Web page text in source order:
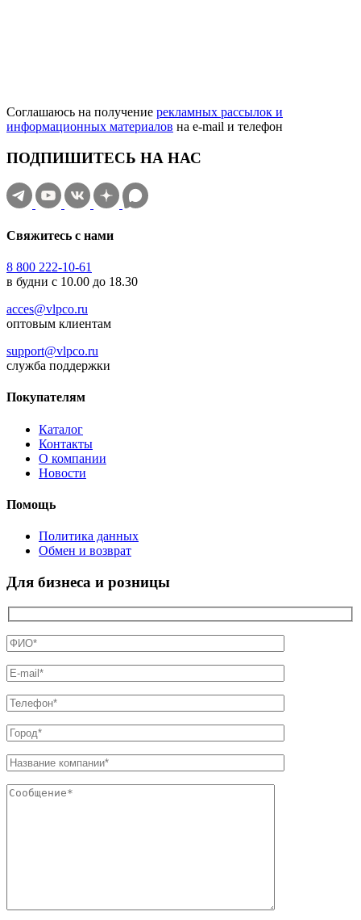
Соглашаюсь на получение рекламных рассылок и
информационных материалов на e‑mail и телефон
ПОДПИШИТЕСЬ НА НАС
Свяжитесь с нами
8 800 222-10-61
в будни с 10.00 до 18.30
acces@vlpco.ru
оптовым клиентам
support@vlpco.ru
служба поддержки
Покупателям
Каталог
Контакты
О компании
Новости
Помощь
Политика данных
Обмен и возврат
Для бизнеса и розницы